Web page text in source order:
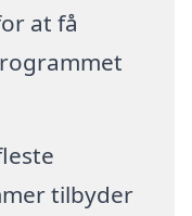
at få
tilbyder